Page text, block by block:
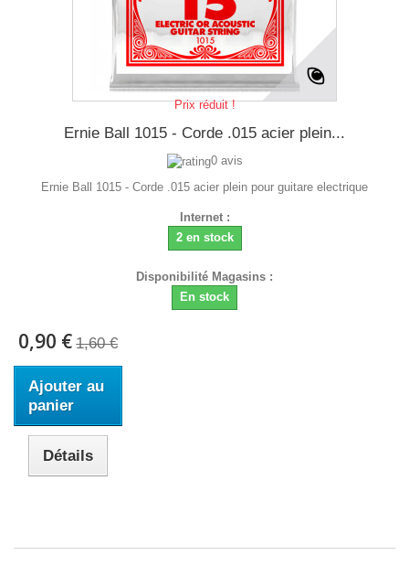
Prix réduit !
Ernie Ball 1015 - Corde .015 acier plein...
0 avis
Ernie Ball 1015 - Corde .015 acier plein pour guitare electrique
Internet :
2 en stock
Disponibilité Magasins :
En stock
0,90 € 1,60 €
Ajouter au
panier
Détails